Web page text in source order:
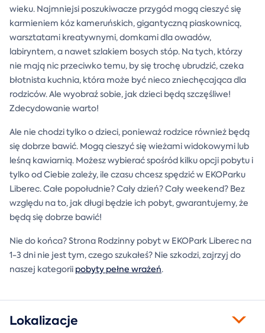
wieku. Najmniejsi poszukiwacze przygód mogą cieszyć się
karmieniem kóz kameruńskich, gigantyczną piaskownicą,
warsztatami kreatywnymi, domkami dla owadów,
labiryntem, a nawet szlakiem bosych stóp. Na tych, którzy
nie mają nic przeciwko temu, by się trochę ubrudzić, czeka
błotnista kuchnia, która może być nieco zniechęcająca dla
rodziców. Ale wyobraź sobie, jak dzieci będą szczęśliwe!
Zdecydowanie warto!
Ale nie chodzi tylko o dzieci, ponieważ rodzice również będą
się dobrze bawić. Mogą cieszyć się wieżami widokowymi lub
leśną kawiarnią. Możesz wybierać spośród kilku opcji pobytu i
tylko od Ciebie zależy, ile czasu chcesz spędzić w EKOParku
Liberec. Całe popołudnie? Cały dzień? Cały weekend? Bez
względu na to, jak długi będzie ich pobyt, gwarantujemy, że
będą się dobrze bawić!
Nie do końca? Strona Rodzinny pobyt w EKOPark Liberec na
1-3 dni nie jest tym, czego szukałeś? Nie szkodzi, zajrzyj do
naszej kategorii pobyty pełne wrażeń.
Lokalizacje